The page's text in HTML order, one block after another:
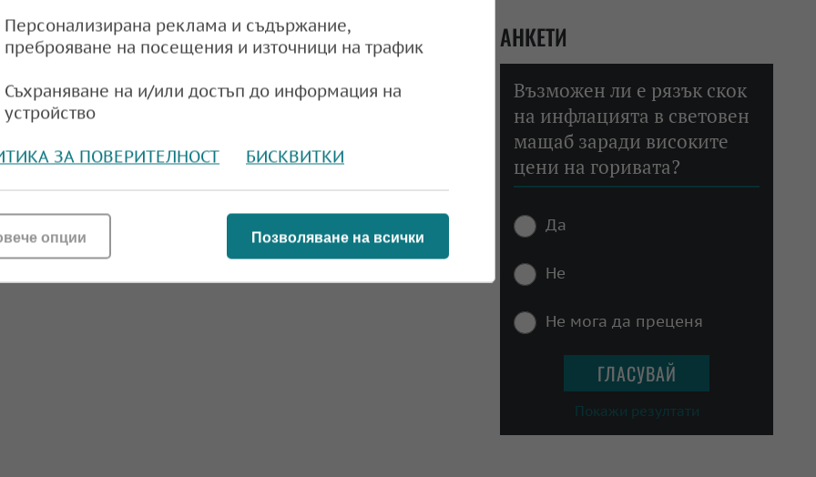
АНКЕТИ
Възможен ли е рязък скок
на инфлацията в световен
мащаб заради високите
цени на горивата?
Да
Не
Не мога да преценя
Покажи резултати
Персонализирана реклама и съдържание,
преброяване на посещения и източници на трафик
Съхраняване на и/или достъп до информация на
устройство
ЗА ПОВЕРИТЕЛНОСТ БИСКВИТКИ
Позволяване на всички
опции